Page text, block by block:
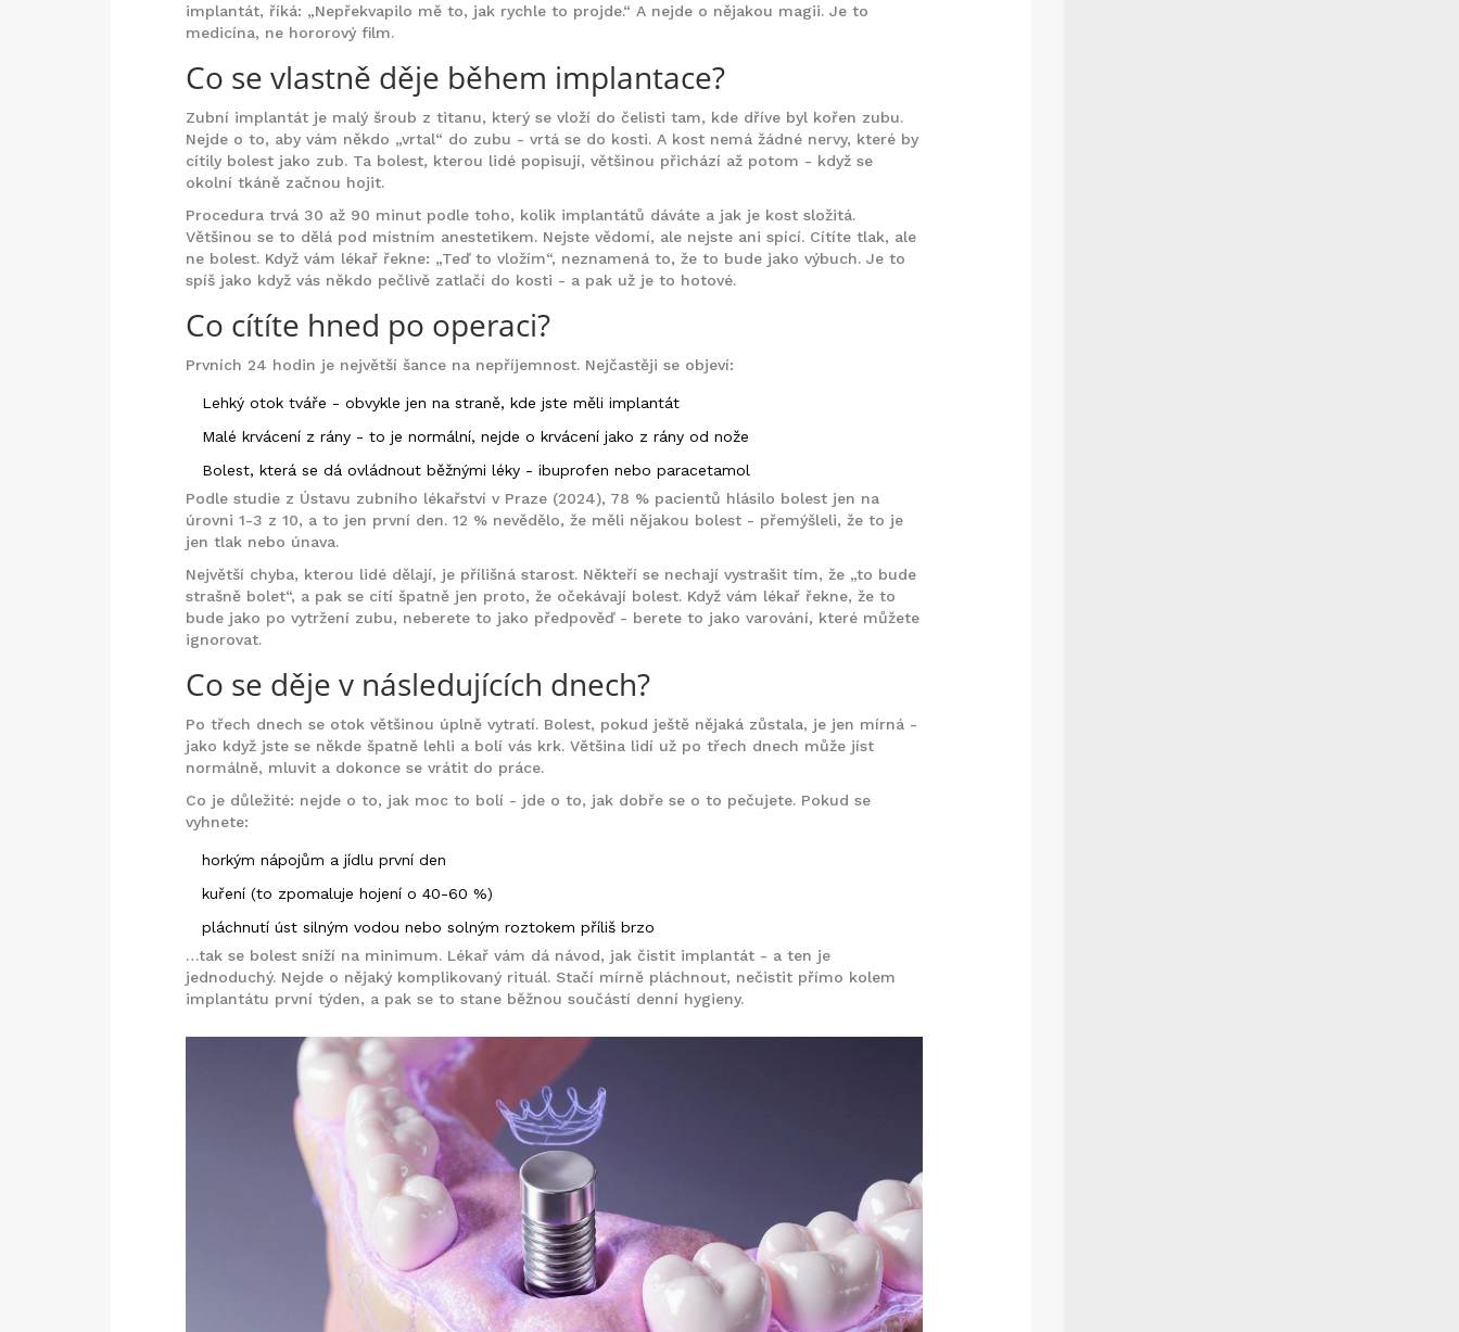
implantát, říká: „Nepřekvapilo mě to, jak rychle to projde.“ A nejde o nějakou magii. Je to
medicína, ne hororový film.
Co se vlastně děje během implantace?
Zubní implantát je malý šroub z titanu, který se vloží do čelisti tam, kde dříve byl kořen zubu.
Nejde o to, aby vám někdo „vrtal“ do zubu - vrtá se do kosti. A kost nemá žádné nervy, které by
cítily bolest jako zub. Ta bolest, kterou lidé popisují, většinou přichází až potom - když se
okolní tkáně začnou hojit.
Procedura trvá 30 až 90 minut podle toho, kolik implantátů dáváte a jak je kost složitá.
Většinou se to dělá pod místním anestetikem. Nejste vědomí, ale nejste ani spící. Cítíte tlak, ale
ne bolest. Když vám lékař řekne: „Teď to vložím“, neznamená to, že to bude jako výbuch. Je to
spíš jako když vás někdo pečlivě zatlačí do kosti - a pak už je to hotové.
Co cítíte hned po operaci?
Prvních 24 hodin je největší šance na nepříjemnost. Nejčastěji se objeví:
Lehký otok tváře - obvykle jen na straně, kde jste měli implantát
Malé krvácení z rány - to je normální, nejde o krvácení jako z rány od nože
Bolest, která se dá ovládnout běžnými léky - ibuprofen nebo paracetamol
Podle studie z Ústavu zubního lékařství v Praze (2024), 78 % pacientů hlásilo bolest jen na
úrovni 1-3 z 10, a to jen první den. 12 % nevědělo, že měli nějakou bolest - přemýšleli, že to je
jen tlak nebo únava.
Největší chyba, kterou lidé dělají, je přílišná starost. Někteří se nechají vystrašit tím, že „to bude
strašně bolet“, a pak se cítí špatně jen proto, že očekávají bolest. Když vám lékař řekne, že to
bude jako po vytržení zubu, neberete to jako předpověď - berete to jako varování, které můžete
ignorovat.
Co se děje v následujících dnech?
Po třech dnech se otok většinou úplně vytratí. Bolest, pokud ještě nějaká zůstala, je jen mírná -
jako když jste se někde špatně lehli a bolí vás krk. Většina lidí už po třech dnech může jíst
normálně, mluvit a dokonce se vrátit do práce.
Co je důležité: nejde o to, jak moc to bolí - jde o to, jak dobře se o to pečujete. Pokud se
vyhnete:
horkým nápojům a jídlu první den
kuření (to zpomaluje hojení o 40-60 %)
pláchnutí úst silným vodou nebo solným roztokem příliš brzo
…tak se bolest sníží na minimum. Lékař vám dá návod, jak čistit implantát - a ten je
jednoduchý. Nejde o nějaký komplikovaný rituál. Stačí mírně pláchnout, nečistit přímo kolem
implantátu první týden, a pak se to stane běžnou součástí denní hygieny.